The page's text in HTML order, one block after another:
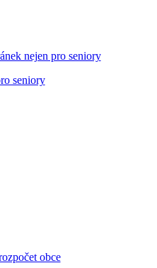
nejen pro seniory
obce